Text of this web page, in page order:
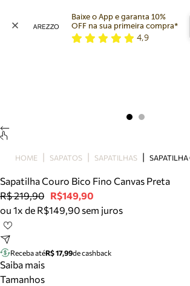
Bolsa
Tamanco
Tênis
Mule
Tire dúvidas sobre pedidos,
Meus pedidos
Baixe o App e garanta 10%
OFF na sua primeira compra*
4,9
HOME SAPATOS SAPATILHAS
Sapatilha Couro Bico Fino Canvas Preta
R$ 219,90 R$149,90
ou 1x de R$149,90 sem juros
Receba atéR$ 17,99de cashback
Saiba mais
Tamanhos